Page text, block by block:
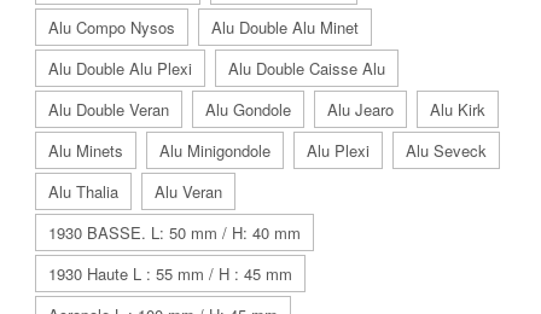
Alu Compo Nysos
Alu Double Alu Minet
Alu Double Alu Plexi
Alu Double Caisse Alu
Alu Double Veran
Alu Gondole Alu Jearo
Alu Kirk
Alu Minets
Alu Minigondole Alu Plexi
Alu Seveck
Alu Thalia
Alu Veran
1930 BASSE. L: 50 mm / H: 40 mm
1930 Haute L : 55 mm / H : 45 mm